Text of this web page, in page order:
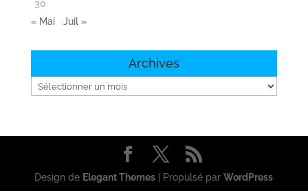
30
« Mai
Juil »
Archives
Archives
Design de Elegant Themes | Propulsé parWordPress